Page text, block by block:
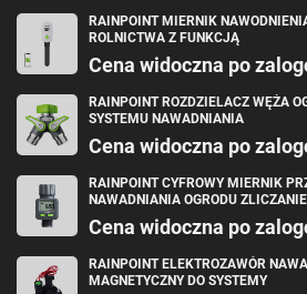
RAINPOINT MIERNIK
ROLNICTWA Z FUNKCJĄ
Cena widoczna po
RAINPOINT ROZDZIELACZ WĘŻA
SYSTEMU NAWADNIANIA
Cena widoczna po
RAINPOINT CYFROWY MIERNIK
NAWADNIANIA OGRODU ZLICZANIE
Cena widoczna po
RAINPOINT ELEKTROZAWÓR
MAGNETYCZNY DO SYSTEMY